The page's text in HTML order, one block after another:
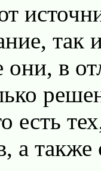
так
в
есть
а